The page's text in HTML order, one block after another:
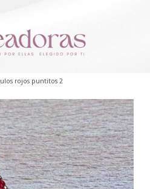
rojos puntitos 2